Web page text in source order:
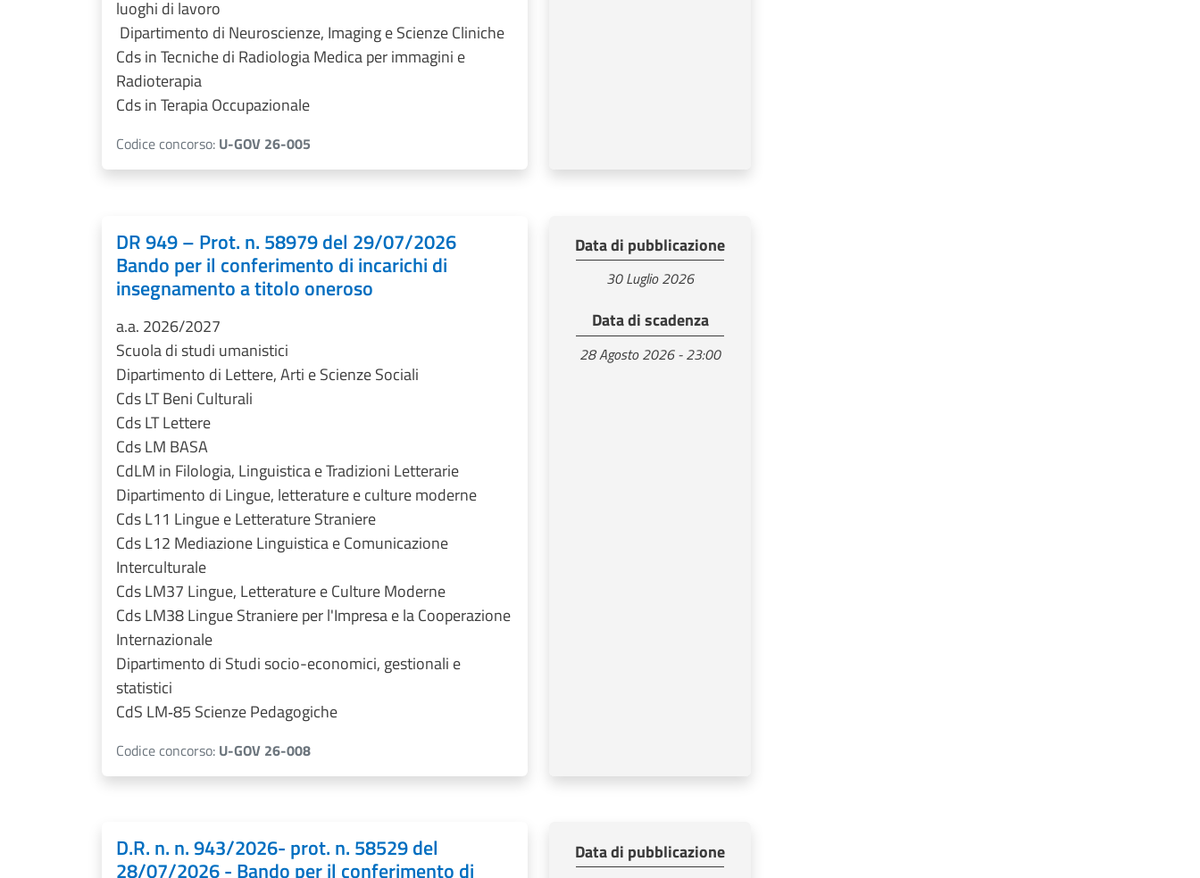
luoghi di lavoro
Dipartimento di Neuroscienze, Imaging e Scienze Cliniche
Cds in Tecniche di Radiologia Medica per immagini e
Radioterapia
Cds in Terapia Occupazionale
Codice concorso: U-GOV 26-005
DR 949 – Prot. n. 58979 del 29/07/2026
Bando per il conferimento di incarichi di
insegnamento a titolo oneroso
a.a. 2026/2027
Scuola di studi umanistici
Dipartimento di Lettere, Arti e Scienze Sociali
Cds LT Beni Culturali
Cds LT Lettere
Cds LM BASA
CdLM in Filologia, Linguistica e Tradizioni Letterarie
Dipartimento di Lingue, letterature e culture moderne
Cds L11 Lingue e Letterature Straniere
Cds L12 Mediazione Linguistica e Comunicazione
Interculturale
Cds LM37 Lingue, Letterature e Culture Moderne
Cds LM38 Lingue Straniere per l'Impresa e la Cooperazione
Internazionale
Dipartimento di Studi socio-economici, gestionali e
statistici
CdS LM‑85 Scienze Pedagogiche
Codice concorso: U-GOV 26-008
Data di pubblicazione
30 Luglio 2026
Data di scadenza
28 Agosto 2026 - 23:00
D.R. n. n. 943/2026- prot. n. 58529 del
28/07/2026 - Bando per il conferimento di
Data di pubblicazione